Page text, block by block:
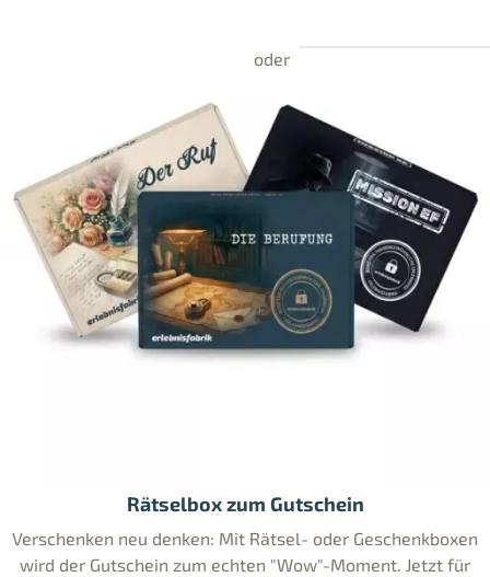
Rätselbox zum Gutschein
Verschenken neu denken: Mit Rätsel- oder Geschenkboxen
wird der Gutschein zum echten "Wow"-Moment. Jetzt für